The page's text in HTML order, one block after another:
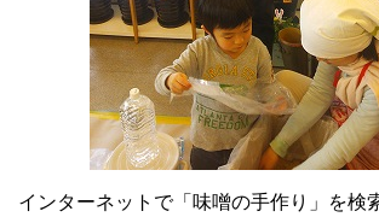
インターネットで「味噌の手作り」を検